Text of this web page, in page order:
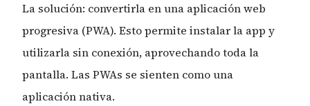
La solución: convertirla en una aplicación web
progresiva (PWA). Esto permite instalar la app y
utilizarla sin conexión, aprovechando toda la
pantalla. Las PWAs se sienten como una
aplicación nativa.